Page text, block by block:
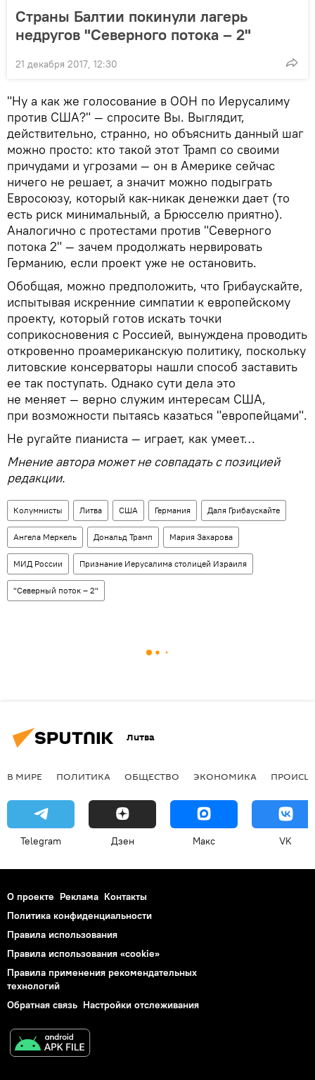
Страны Балтии покинули лагерь
недругов "Северного потока – 2"
21 декабря 2017, 12:30
"Ну а как же голосование в ООН по Иерусалиму
против США?" — спросите Вы. Выглядит,
действительно, странно, но объяснить данный шаг
можно просто: кто такой этот Трамп со своими
причудами и угрозами — он в Америке сейчас
ничего не решает, а значит можно подыграть
Евросоюзу, который как-никак денежки дает (то
есть риск минимальный, а Брюсселю приятно).
Аналогично с протестами против "Северного
потока 2" — зачем продолжать нервировать
Германию, если проект уже не остановить.
Обобщая, можно предположить, что Грибаускайте,
испытывая искренние симпатии к европейскому
проекту, который готов искать точки
соприкосновения с Россией, вынуждена проводить
откровенно проамериканскую политику, поскольку
литовские консерваторы нашли способ заставить
ее так поступать. Однако сути дела это
не меняет — верно служим интересам США,
при возможности пытаясь казаться "европейцами".
Не ругайте пианиста — играет, как умеет…
Мнение автора может не совпадать с позицией
редакции.
Колумнисты Литва США Германия Даля Грибаускайте
Ангела Меркель Дональд Трамп Мария Захарова
МИД России Признание Иерусалима столицей Израиля
"Северный поток – 2"
Литва
В МИРЕ ПОЛИТИКА ОБЩЕСТВО ЭКОНОМИКА
Telegram Дзен Макс VK
О проекте Реклама Контакты
Политика конфиденциальности
Правила использования
Правила использования «cookie»
Правила применения рекомендательных
технологий
Обратная связь Настройки отслеживания